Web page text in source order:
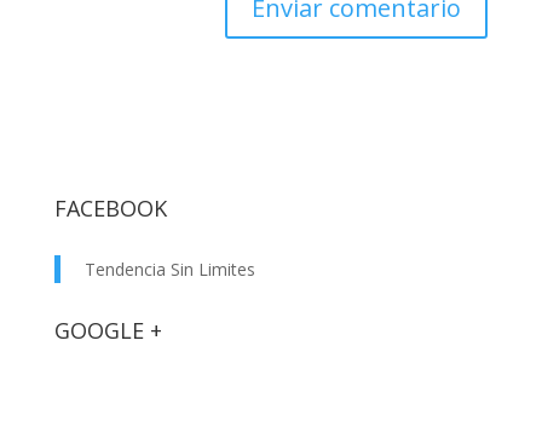
FACEBOOK
Tendencia Sin Limites
GOOGLE +